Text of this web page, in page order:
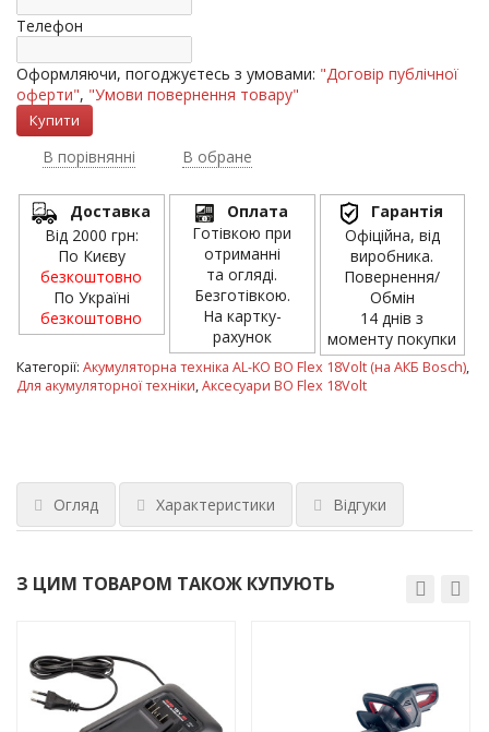
Телефон
Оформляючи, погоджуєтесь з умовами: "Договір публічної
оферти", "Умови повернення товару"
В порівнянні В обране
Доставка
Від 2000 грн:
По Києву
безкоштовно
По Україні
безкоштовно
Оплата
Готівкою при
отриманні
та огляді.
Безготівкою.
На картку-
рахунок
Гарантія
Офіційна, від
виробника.
Повернення/
Обмін
14 днів з
моменту покупки
Категорії: Акумуляторна техніка AL-KO BO Flex 18Volt (на АКБ Bosch),
Для акумуляторної техніки,Аксесуари BO Flex 18Volt
Огляд Характеристики Відгуки
З ЦИМ ТОВАРОМ ТАКОЖ КУПУЮТЬ